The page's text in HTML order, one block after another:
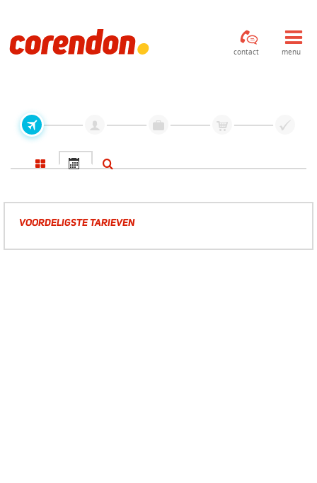
contact menu
VOORDELIGSTE TARIEVEN